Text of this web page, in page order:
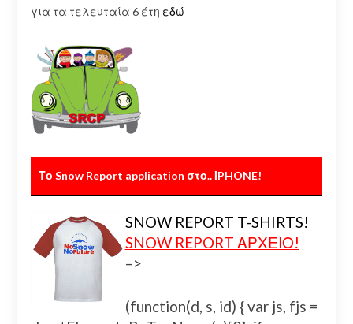
για τα τελευταία 6 έτη εδώ
Το Snow Report application στο.. ΙPHONE!
SNOW REPORT T-SHIRTS!
SNOW REPORT ΑΡΧΕΙΟ!
–>
(function(d, s, id) { var js, fjs =